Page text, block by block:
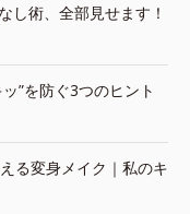
し術、全部見せます！
”を防ぐ3つのヒント
る変身メイク｜私のキ